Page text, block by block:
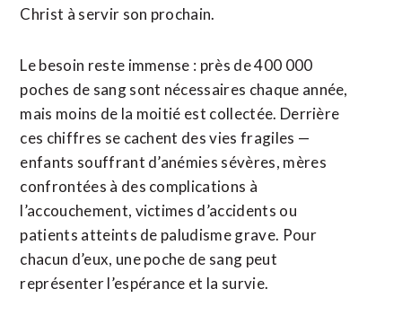
Christ à servir son prochain.
Le besoin reste immense : près de 400 000
poches de sang sont nécessaires chaque année,
mais moins de la moitié est collectée. Derrière
ces chiffres se cachent des vies fragiles —
enfants souffrant d’anémies sévères, mères
confrontées à des complications à
l’accouchement, victimes d’accidents ou
patients atteints de paludisme grave. Pour
chacun d’eux, une poche de sang peut
représenter l’espérance et la survie.